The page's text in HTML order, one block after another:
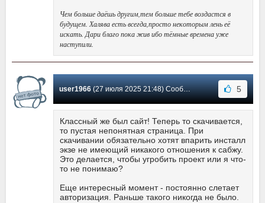
Чем больше даёшь другим,тем больше тебе воздастся в
будущем. Халява есть всегда,просто некоторым лень её
искать. Дари благо пока жив ибо тёмные времена уже
наступили.
user1966(27 июля 2025 21:48) Сообщение #3694 5
Классный же был сайт! Теперь то скачивается,
то пустая непонятная страница. При
скачивании обязательно хотят впарить инсталл
экзе не имеющий никакого отношения к сабжу.
Это делается, чтобы угробить проект или я что-
то не понимаю?
Еще интересный момент - постоянно слетает
авторизация. Раньше такого никогда не было.